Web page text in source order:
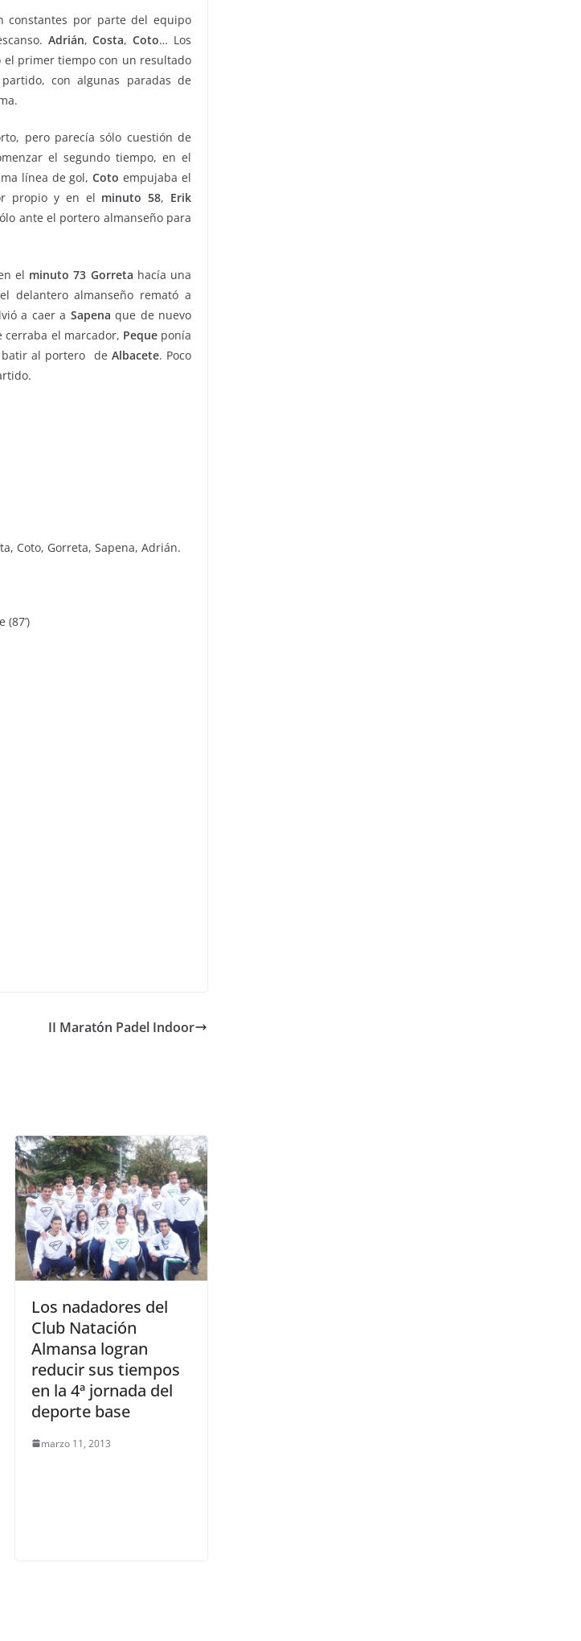
constantes por parte del equipo
Adrián,Costa,Coto… Los
el primer tiempo con un resultado
con algunas paradas de
pero parecía sólo cuestión de
el segundo tiempo, en el
línea de gol,Coto empujaba el
propio y en el minuto 58, Erik
ante el portero almanseño para
el minuto 73 Gorreta hacía una
delantero almanseño remató a
a caer a Sapena que de nuevo
cerraba el marcador, Pequeponía
batir al portero de Albacete. Poco
Coto, Gorreta, Sapena, Adrián.
(87’)
II Maratón Padel Indoor
Los nadadores del
Club Natación
Almansa logran
reducir sus tiempos
en la 4ª jornada del
deporte base
marzo 11, 2013